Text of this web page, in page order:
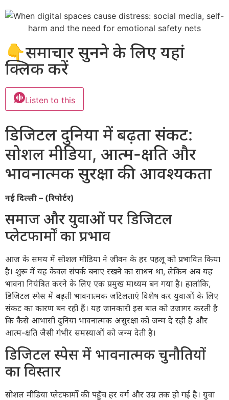
👇समाचार सुनने के लिए यहां
क्लिक करें
Listen to this
डिजिटल दुनिया में बढ़ता संकट:
सोशल मीडिया, आत्म-क्षति और
भावनात्मक सुरक्षा की आवश्यकता
नई दिल्ली – (रिपोर्टर)
समाज और युवाओं पर डिजिटल
प्लेटफार्मों का प्रभाव
आज के समय में सोशल मीडिया ने जीवन के हर पहलू को प्रभावित किया
है। शुरू में यह केवल संपर्क बनाए रखने का साधन था, लेकिन अब यह
भावना नियंत्रित करने के लिए एक प्रमुख माध्यम बन गया है। हालांकि,
डिजिटल स्पेस में बढ़ती भावनात्मक जटिलताएं विशेष कर युवाओं के लिए
संकट का कारण बन रही हैं। यह जानकारी इस बात को उजागर करती है
कि कैसे आभासी दुनिया भावनात्मक असुरक्षा को जन्म दे रही है और
आत्म-क्षति जैसी गंभीर समस्याओं को जन्म देती है।
डिजिटल स्पेस में भावनात्मक चुनौतियों
का विस्तार
सोशल मीडिया प्लेटफार्मों की पहुँच हर वर्ग और उम्र तक हो गई है। युवा